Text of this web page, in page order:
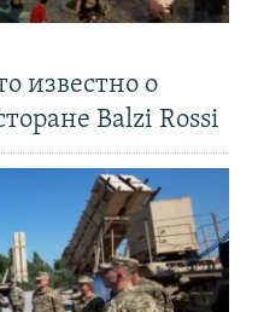
известно о
Balzi Rossi